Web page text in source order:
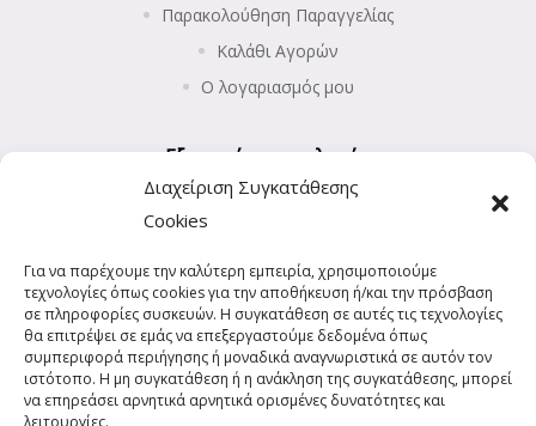
Διαχείριση Συγκατάθεσης
Cookies
Για να παρέχουμε την καλύτερη εμπειρία, χρησιμοποιούμε
τεχνολογίες όπως cookies για την αποθήκευση ή/και την πρόσβαση
σε πληροφορίες συσκευών. Η συγκατάθεση σε αυτές τις τεχνολογίες
θα επιτρέψει σε εμάς να επεξεργαστούμε δεδομένα όπως
συμπεριφορά περιήγησης ή μοναδικά αναγνωριστικά σε αυτόν τον
ιστότοπο. Η μη συγκατάθεση ή η ανάκληση της συγκατάθεσης, μπορεί
να επηρεάσει αρνητικά αρνητικά ορισμένες δυνατότητες και
λειτουργίες.
Παρακολούθηση Παραγγελίας
Καλάθι Αγορών
Ο λογαριασμός μου
Εξυπηρέτηση πελατών
Επιστροφές προϊόντων
Πολιτική Απορρήτου
Πολιτική Cookies (ΕΕ)